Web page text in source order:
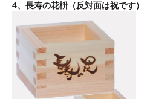
4、長寿の花枡（反対面は祝です）